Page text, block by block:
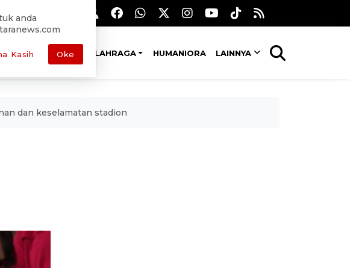
SEPAKBOLA OLAHRAGA HUMANIORA LAINNYA
dan keselamatan stadion
anda
Oke
Kasih